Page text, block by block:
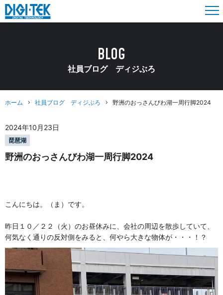
BLOG
社員ブログ ディジぶろ
ホーム 社員ブログ ディジぶろ 野洲のおっさんびわ湖一周行脚2024
2024年10月23日
琵琶湖
野洲のおっさんびわ湖一周行脚2024
こんにちは。（ま）です。
昨日１０／２２（火）のお昼休みに、会社の周辺を散歩していて、
何気なく通りの反対側をみると、何やら大きな物体が・・・！？